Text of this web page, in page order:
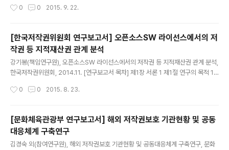
15년 8월 31일 목차 : 제1부 법학의 새로운 흐름과 정책법
적 성격과 연구방법 제3장 법해석과 법정책의 관계 제4장
국가작용과 법정책의 기능 제5장 소송과 법정책 제6장 미
국의 법정책학 연구 제7장 유럽연합(EU)의 법정책 제2부
사회ㆍ문화의 변화와 법정책의 전개 제1장 문화법정책의
이론과 실제 제2장 정보유통의 법정책 제3장 지적재산과
노동정책 제6장 보건의료법제의 과제와 해결방안 제7장
0 0 2015. 9. 22.
[한국저작권위원회 연구보고서] 오픈소스SW 라이선스에서의 저
작권 등 지적재산권 관계 분석
강기봉(책임연구원), 오픈소스SW 라이선스에서의 저작권 등 지적재산권 관계 분석,
한국저작권위원회, 2014.11. [연구보고서 목차] 제1장 서론 1 제1절 연구의 목적 1
제2절 오픈소스 라이선스 5 제3절 자유 소프트웨어 라이선스 18 제4절 비전형 오
OSS 라이선스의 저작권 관계 분석 29 제1절 문제의 소재 29 제2절 오픈소스 정의
에 따른 라이선스의 검토 : 공통 요소 29 제3절 오픈소스 소프트웨어 라이선스의 특
별한 조항들 57 제4절 비전형 오픈소스 소프트웨어 라이선스 85 제5절 사례 검토
89 제6절 시사점 및 법적 문..
0 0 2015. 8. 23.
[문화체육관광부 연구보고서] 해외 저작권보호 기관현황 및 공동
대응체계 구축연구
김경숙 외(참여연구원), 해외 저작권보호 기관현황 및 공동대응체계 구축연구, 문화